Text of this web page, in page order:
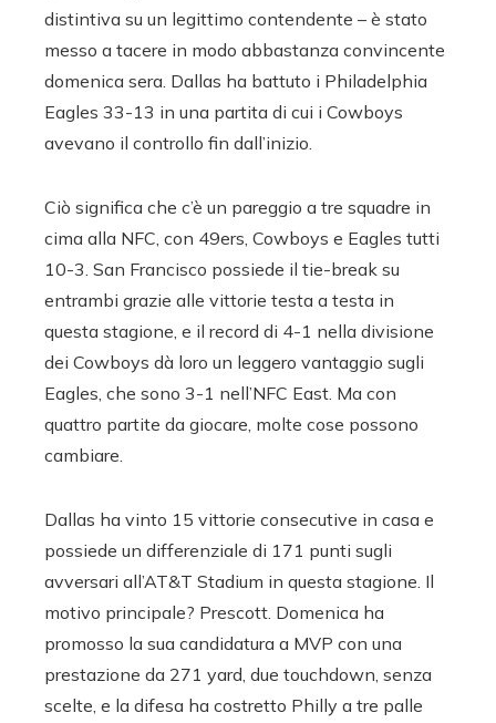
distintiva su un legittimo contendente – è stato
messo a tacere in modo abbastanza convincente
domenica sera. Dallas ha battuto i Philadelphia
Eagles 33-13 in una partita di cui i Cowboys
avevano il controllo fin dall’inizio.
Ciò significa che c’è un pareggio a tre squadre in
cima alla NFC, con 49ers, Cowboys e Eagles tutti
10-3. San Francisco possiede il tie-break su
entrambi grazie alle vittorie testa a testa in
questa stagione, e il record di 4-1 nella divisione
dei Cowboys dà loro un leggero vantaggio sugli
Eagles, che sono 3-1 nell’NFC East. Ma con
quattro partite da giocare, molte cose possono
cambiare.
Dallas ha vinto 15 vittorie consecutive in casa e
possiede un differenziale di 171 punti sugli
avversari all’AT&T Stadium in questa stagione. Il
motivo principale? Prescott. Domenica ha
promosso la sua candidatura a MVP con una
prestazione da 271 yard, due touchdown, senza
scelte, e la difesa ha costretto Philly a tre palle